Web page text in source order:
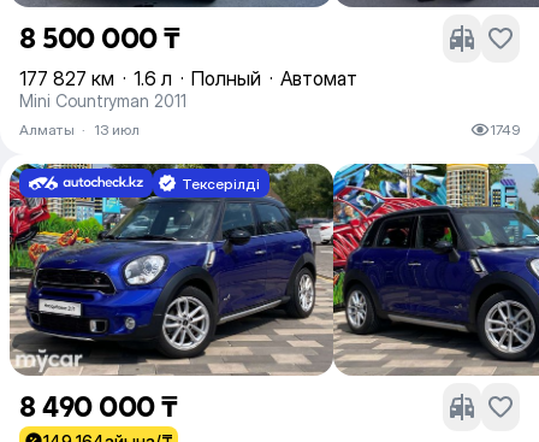
8 500 000 ₸
177 827 км · 1.6 л · Полный · Автомат
Mini Countryman 2011
Алматы · 13 июл 1749
Тексерілді
8 490 000 ₸